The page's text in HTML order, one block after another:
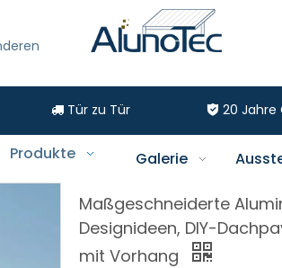
Tür zu Tür  20 Jahre
Produkte Galerie
Maßgeschneiderte
Designideen, DIY-
mit Vorhang